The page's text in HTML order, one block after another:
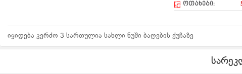
ოთახები:
იყიდება კერძო 3 სართულია სახლი ნუში ბაღების ქუჩაზე